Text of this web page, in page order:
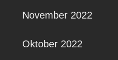
November 2022
Oktober 2022